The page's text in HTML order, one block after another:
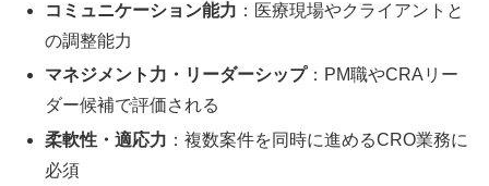
コミュニケーション能力 ：医療現場やクライアントと
の調整能力
マネジメント力・リーダーシップ：PM職やCRAリー
ダー候補で評価される
柔軟性・適応力 ：複数案件を同時に進めるCRO業務に
必須